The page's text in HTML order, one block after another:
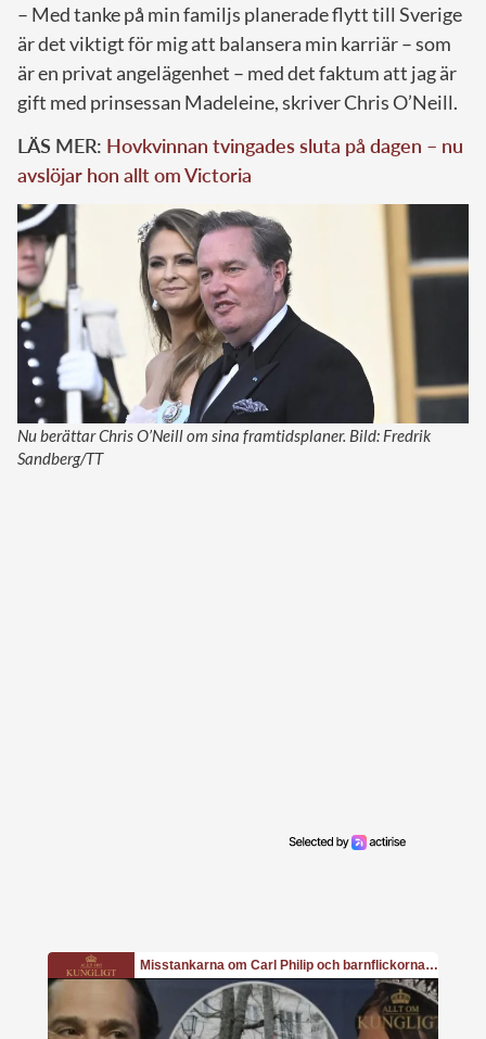
– Med tanke på min familjs planerade flytt till Sverige
är det viktigt för mig att balansera min karriär – som
är en privat angelägenhet – med det faktum att jag är
gift med prinsessan Madeleine, skriver Chris O’Neill.
LÄS MER: Hovkvinnan tvingades sluta på dagen – nu
avslöjar hon allt om Victoria
Nu berättar Chris O’Neill om sina framtidsplaner. Bild: Fredrik
Sandberg/TT